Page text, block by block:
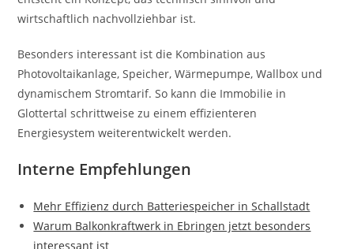
wirtschaftlich nachvollziehbar ist.
Besonders interessant ist die Kombination aus
Photovoltaikanlage, Speicher, Wärmepumpe, Wallbox und
dynamischem Stromtarif. So kann die Immobilie in
Glottertal schrittweise zu einem effizienteren
Energiesystem weiterentwickelt werden.
Interne Empfehlungen
Mehr Effizienz durch Batteriespeicher in Schallstadt
Warum Balkonkraftwerk in Ebringen jetzt besonders
interessant ist